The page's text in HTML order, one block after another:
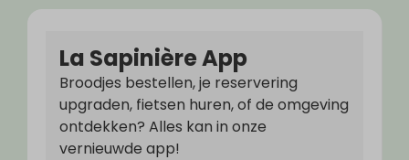
La Sapinière App
Broodjes bestellen, je reservering
upgraden, fietsen huren, of de omgeving
ontdekken? Alles kan in onze
vernieuwde app!